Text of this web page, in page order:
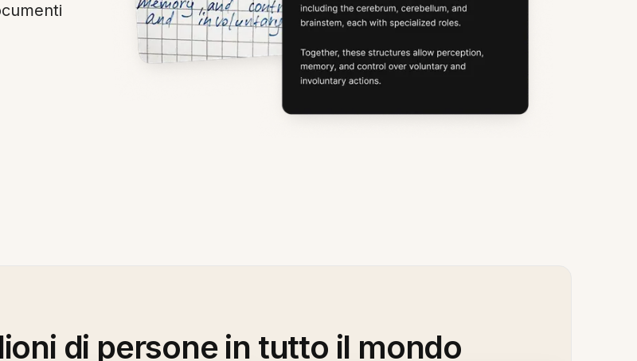
di persone in tutto il mondo